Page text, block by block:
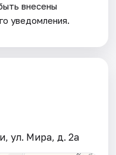
внесены
уведомления.
ул. Мира, д. 2а